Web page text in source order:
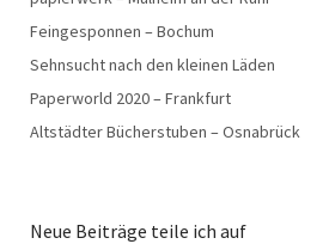
Feingesponnen – Bochum
Sehnsucht nach den kleinen Läden
Paperworld 2020 – Frankfurt
Altstädter Bücherstuben – Osnabrück
Neue Beiträge teile ich auf